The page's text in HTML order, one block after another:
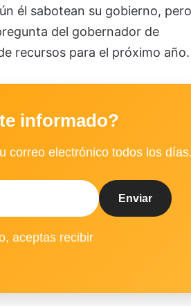
él sabotean su gobierno, pero
del gobernador de
recursos para el próximo año.
informado?
correo electrónico todos los días.
aceptas recibir